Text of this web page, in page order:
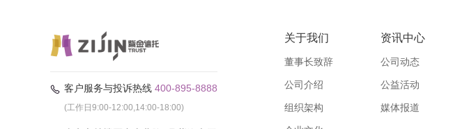
客户服务与投诉热线 400-895-8888
(工作日9:00-12:00,14:00-18:00)
关于我们
董事长致辞
公司介绍
组织架构
资讯中心
公司动态
公益活动
媒体报道